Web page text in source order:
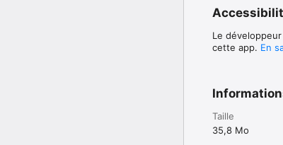
Le
cette app. En
Taille
35,8 Mo